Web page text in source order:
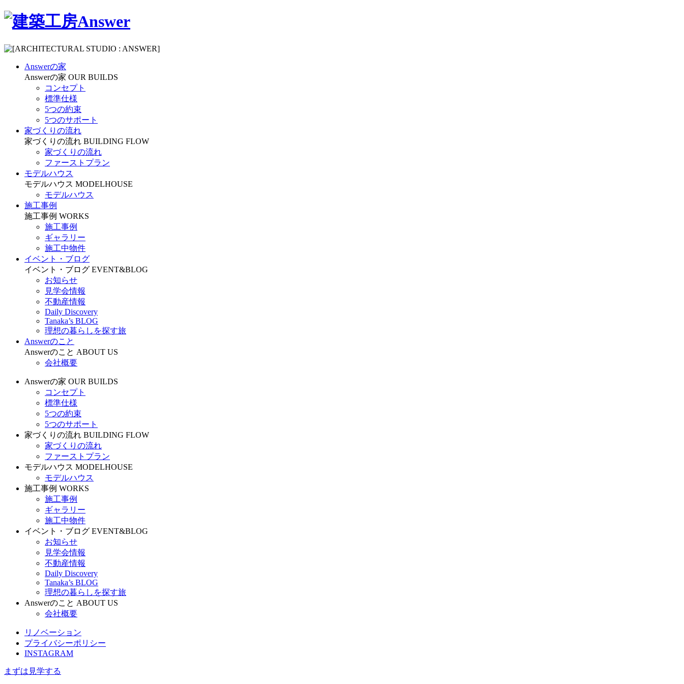
Answerの家
Answerの家 OUR BUILDS
コンセプト
標準仕様
5つの約束
5つのサポート
家づくりの流れ
家づくりの流れ BUILDING FLOW
家づくりの流れ
ファーストプラン
モデルハウス
モデルハウス MODELHOUSE
モデルハウス
施工事例
施工事例 WORKS
施工事例
ギャラリー
施工中物件
イベント・ブログ
イベント・ブログ EVENT&BLOG
お知らせ
見学会情報
不動産情報
Daily Discovery
Tanaka’s BLOG
理想の暮らしを探す旅
Answerのこと
Answerのこと ABOUT US
会社概要
Answerの家 OUR BUILDS
コンセプト
標準仕様
5つの約束
5つのサポート
家づくりの流れ BUILDING FLOW
家づくりの流れ
ファーストプラン
モデルハウス MODELHOUSE
モデルハウス
施工事例 WORKS
施工事例
ギャラリー
施工中物件
イベント・ブログ EVENT&BLOG
お知らせ
見学会情報
不動産情報
Daily Discovery
Tanaka’s BLOG
理想の暮らしを探す旅
Answerのこと ABOUT US
会社概要
リノベーション
プライバシーポリシー
INSTAGRAM
まずは見学する